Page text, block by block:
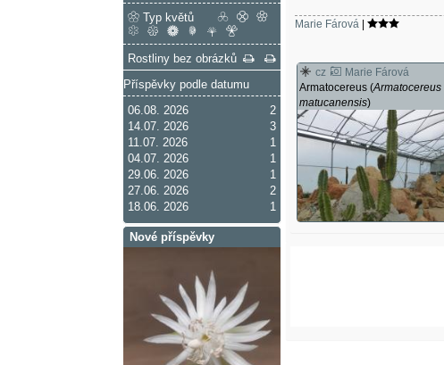
Marie Fárová |
cz
Marie Fárová
Armatocereus (Armatocereus
matucanensis)
Typ květů
Rostliny bez obrázků
Příspěvky podle datumu
2
06.08. 2026
3
14.07. 2026
1
11.07. 2026
1
04.07. 2026
1
29.06. 2026
2
27.06. 2026
1
18.06. 2026
Nové příspěvky